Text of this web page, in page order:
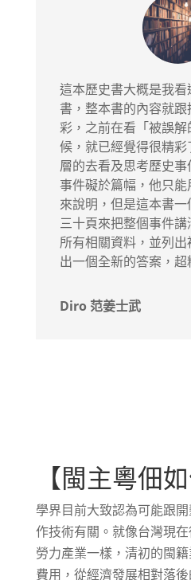
這本歷史書大概是我
書，整本書的內容就
彩，之前在看「被誤
候，就已經覺得很精
層的去看及思考歷史
事件礙於篇幅，他只
來說明，但是這本書一
三十頁來把整個事件
所有相關資料，並列
出一個全新的答案，超
Diro 范姜士武
【閩主粵佃
學界目前大致認為可能跟
作技術有關。就像台灣現
勞力產業一樣，清初的閩
費用，從經濟發展相對落